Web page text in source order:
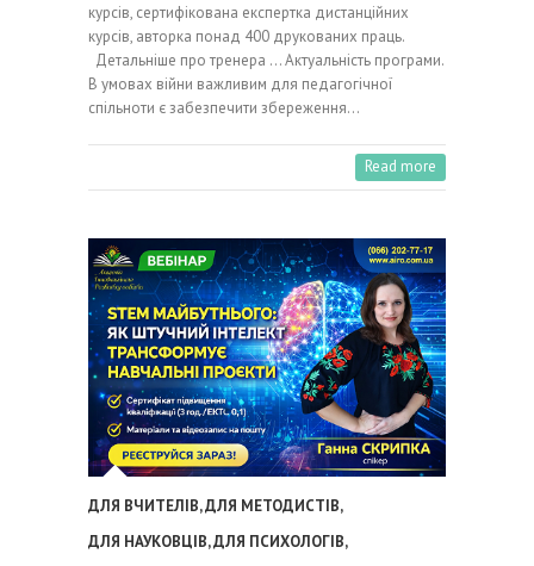
курсів, сертифікована експертка дистанційних
курсів, авторка понад 400 друкованих праць.
Детальніше про тренера … Актуальність програми.
В умовах війни важливим для педагогічної
спільноти є забезпечити збереження…
Read more
ДЛЯ ВЧИТЕЛІВ,ДЛЯ МЕТОДИСТІВ,
ДЛЯ НАУКОВЦІВ,ДЛЯ ПСИХОЛОГІВ,